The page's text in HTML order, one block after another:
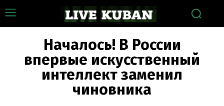
Началось! В России
впервые искусственный
интеллект заменил
чиновника